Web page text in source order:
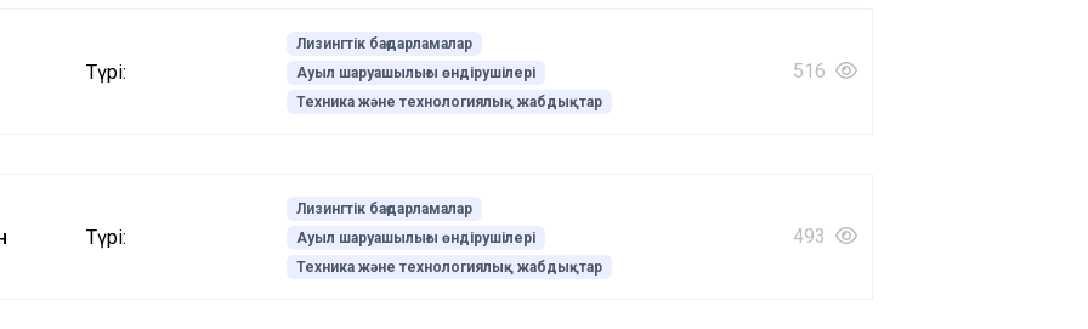
Түрі:
Лизингтік бағдарламалар
Ауыл шаруашылығы өндірушілері
Техника және технологиялық жабдықтар
516
Түрі:
Лизингтік бағдарламалар
Ауыл шаруашылығы өндірушілері
Техника және технологиялық жабдықтар
493